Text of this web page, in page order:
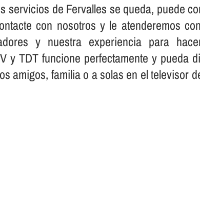
servicios de Fervalles se queda, puede
con nosotros y le atenderemos
y nuestra experiencia para
y TDT funcione perfectamente y pueda
amigos, familia o a solas en el televisor